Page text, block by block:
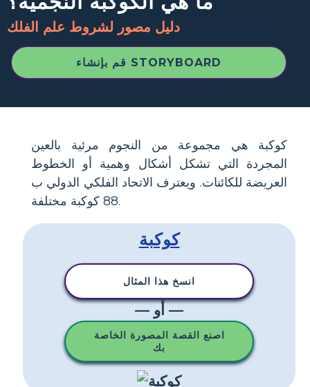
دليل مصور لشروط علم الفلك
قم بإنشاء STORYBOARD
كوكبة هي مجموعة من النجوم مرئية بالعين
المجردة التي تشكل أشكال وهمية أو الخطوط
العريضة للكائنات. ويعترف الاتحاد الفلكي الدولي ب
88 كوكبة مختلفة.
كوكبة
انسخ هذا المثال
— أو —
اصنع القصة المصورة الخاصة
بك